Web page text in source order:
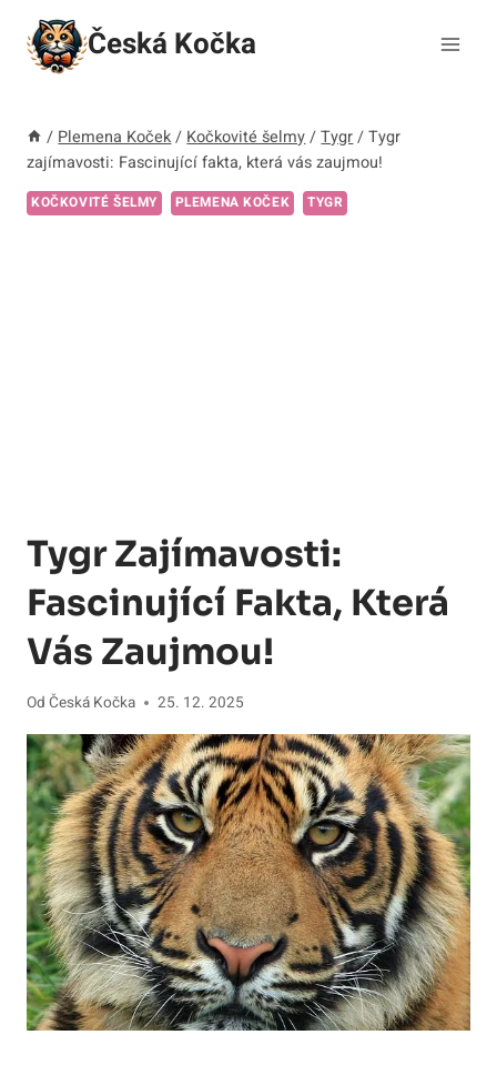
Přeskočit
obsah
Česká Kočka
/ Plemena Koček / Kočkovité šelmy / Tygr / Tygr
zajímavosti: Fascinující fakta, která vás zaujmou!
KOČKOVITÉ ŠELMY PLEMENA KOČEK TYGR
Tygr Zajímavosti:
Fascinující Fakta, Která
Vás Zaujmou!
Od Česká Kočka 25. 12. 2025